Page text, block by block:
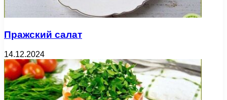
Пражский салат
14.12.2024